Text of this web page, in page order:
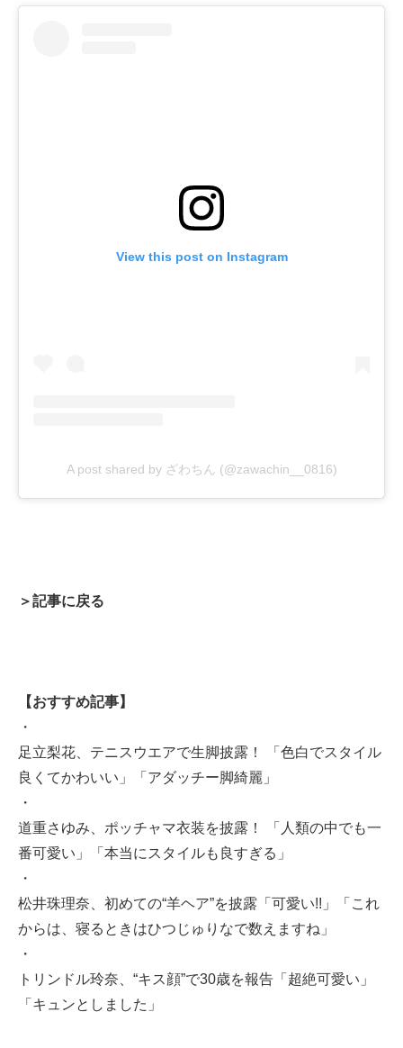
View this post on Instagram
A post shared by ざわちん (@zawachin__0816)
＞記事に戻る
【おすすめ記事】
・
足立梨花、テニスウエアで生脚披露！ 「色白でスタイル
良くてかわいい」「アダッチー脚綺麗」
・
道重さゆみ、ポッチャマ衣装を披露！ 「人類の中でも一
番可愛い」「本当にスタイルも良すぎる」
・
松井珠理奈、初めての“羊ヘア”を披露「可愛い!!」「これ
からは、寝るときはひつじゅりなで数えますね」
・
トリンドル玲奈、“キス顔”で30歳を報告「超絶可愛い」
「キュンとしました」